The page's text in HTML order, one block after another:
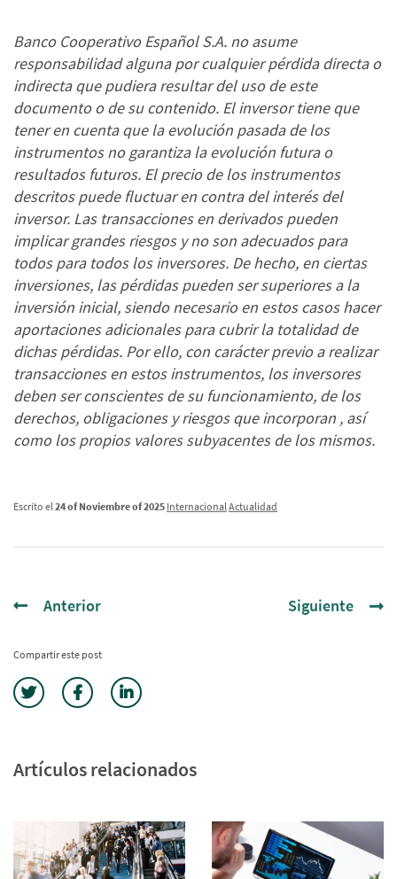
Banco Cooperativo Español S.A. no asume
responsabilidad alguna por cualquier pérdida directa o
indirecta que pudiera resultar del uso de este
documento o de su contenido. El inversor tiene que
tener en cuenta que la evolución pasada de los
instrumentos no garantiza la evolución futura o
resultados futuros. El precio de los instrumentos
descritos puede fluctuar en contra del interés del
inversor. Las transacciones en derivados pueden
implicar grandes riesgos y no son adecuados para
todos para todos los inversores. De hecho, en ciertas
inversiones, las pérdidas pueden ser superiores a la
inversión inicial, siendo necesario en estos casos hacer
aportaciones adicionales para cubrir la totalidad de
dichas pérdidas. Por ello, con carácter previo a realizar
transacciones en estos instrumentos, los inversores
deben ser conscientes de su funcionamiento, de los
derechos, obligaciones y riesgos que incorporan , así
como los propios valores subyacentes de los mismos.
Escrito el 24 of Noviembre of 2025 Internacional Actualidad
Anterior Siguiente
Compartir este post
Artículos relacionados